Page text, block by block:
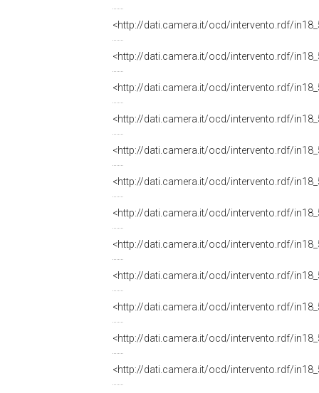
<http://dati.camera.it/ocd/intervento.rdf/
<http://dati.camera.it/ocd/intervento.rdf/
<http://dati.camera.it/ocd/intervento.rdf/
<http://dati.camera.it/ocd/intervento.rdf/
<http://dati.camera.it/ocd/intervento.rdf/
<http://dati.camera.it/ocd/intervento.rdf/
<http://dati.camera.it/ocd/intervento.rdf/
<http://dati.camera.it/ocd/intervento.rdf/
<http://dati.camera.it/ocd/intervento.rdf/
<http://dati.camera.it/ocd/intervento.rdf/
<http://dati.camera.it/ocd/intervento.rdf/
<http://dati.camera.it/ocd/intervento.rdf/